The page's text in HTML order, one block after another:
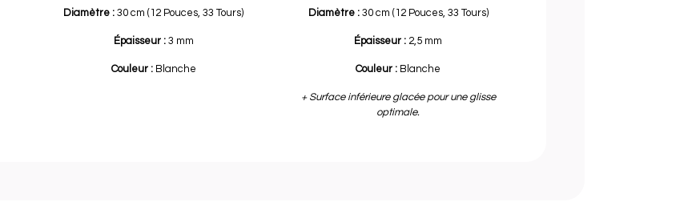
Diamètre : 30 cm (12 Pouces, 33 Tours)
Épaisseur :3 mm
Couleur :Blanche
Diamètre :30 cm (12 Pouces, 33 Tours)
Épaisseur : 2,5 mm
Couleur : Blanche
+ Surface inférieure glacée pour une glisse
optimale.